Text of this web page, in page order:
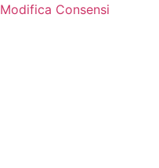
Modifica Consensi